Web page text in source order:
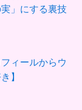
」にする裏技
ィールからウ
】